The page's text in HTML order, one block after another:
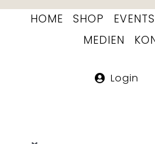
Skip
HOME SHOP EVENTS
MEDIEN
Login